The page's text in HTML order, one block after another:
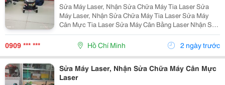
Sửa Máy Laser, Nhận Sửa Chữa Máy Tia Laser Sửa
Máy Laser, Nhận Sửa Chữa Máy Tia Laser Sửa Máy
Cân Mực Tia Laser Sửa Máy Cân Bằng Laser Nhận Sửa
Máy Cân Mực Laser Sửa Máy Laser, Sửa Máy Cân Mực
Laser Sửa Máy Laser Bosch Sửa Máy Cân...
0909 *** *** Hồ Chí Minh 2 ngày trước
Sửa Máy Laser, Nhận Sửa Chữa Máy Cân Mực
Laser